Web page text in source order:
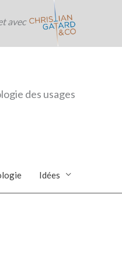
avec
des usages
Idées